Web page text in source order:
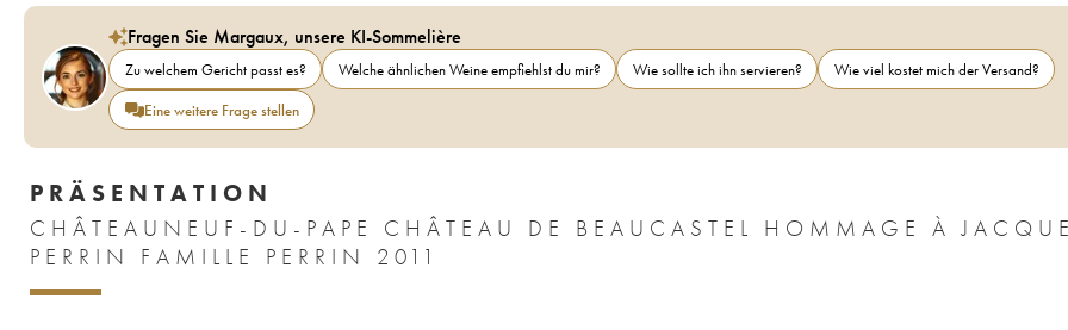
Fragen Sie Margaux, unsere KI-Sommelière
Zu welchem Gericht passt es? Welche ähnlichen Weine empfiehlst du mir? Wie sollte ich ihn servieren?
Wie viel kostet mich der Versand?
Eine weitere Frage stellen
PRÄSENTATION
CHÂTEAUNEUF-DU-PAPE CHÂTEAU DE BEAUCASTEL HOMMAGE À
PERRIN FAMILLE PERRIN 2011